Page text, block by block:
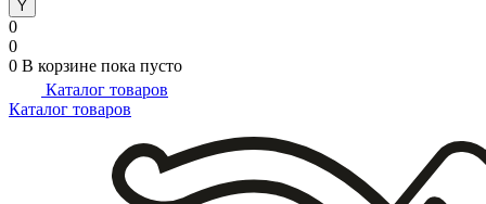
0
0
0 В корзине пока пусто
Каталог товаров
Каталог товаров